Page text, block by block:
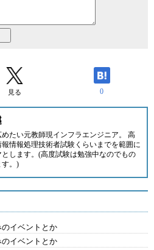
見る 0
たい元教師現インフラエンジニア。 高
情報処理技術者試験くらいまでを範囲に
します。(高度試験は勉強中なのでもの
す。)
イベントとか
イベントとか